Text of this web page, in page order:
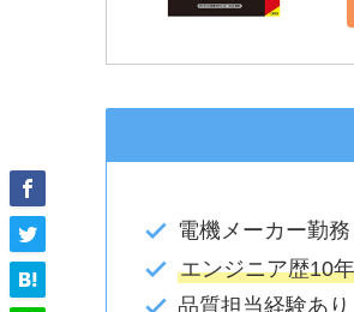
電機メーカー勤務
エンジニア歴10
品質担当経験あり